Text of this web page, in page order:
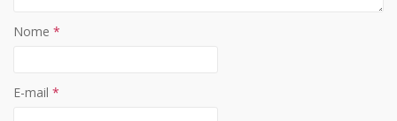
Nome *
E-mail *